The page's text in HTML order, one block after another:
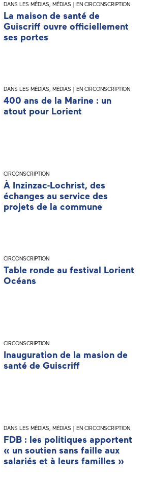
DANS LES MÉDIAS, MÉDIAS | EN CIRCONSCRIPTION
La maison de santé de
Guiscriff ouvre officiellement
ses portes
DANS LES MÉDIAS, MÉDIAS | EN CIRCONSCRIPTION
400 ans de la Marine : un
atout pour Lorient
CIRCONSCRIPTION
À Inzinzac-Lochrist, des
échanges au service des
projets de la commune
CIRCONSCRIPTION
Table ronde au festival Lorient
Océans
CIRCONSCRIPTION
Inauguration de la masion de
santé de Guiscriff
DANS LES MÉDIAS, MÉDIAS | EN CIRCONSCRIPTION
FDB : les politiques apportent
« un soutien sans faille aux
salariés et à leurs familles »